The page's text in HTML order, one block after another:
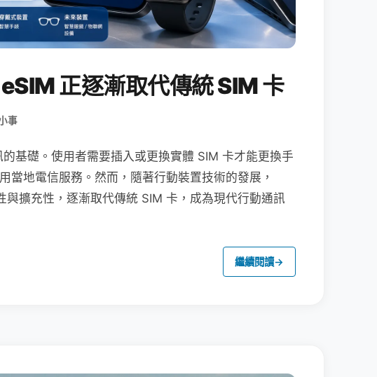
正逐漸取代傳統 SIM 卡
事
基礎。使用者需要插入或更換實體 SIM 卡才能更換手
當地電信服務。然而，隨著行動裝置技術的發展，
與擴充性，逐漸取代傳統 SIM 卡，成為現代行動通訊
繼續閱讀→